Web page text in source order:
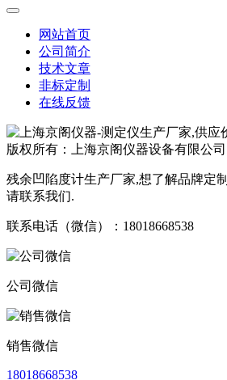
网站首页
公司简介
技术文章
非标定制
在线反馈
版权所有：上海京阁仪器设备有限公司
残余凹陷度计生产厂家,想了解品牌定
请联系我们.
联系电话（微信）：18018668538
公司微信
销售微信
18018668538